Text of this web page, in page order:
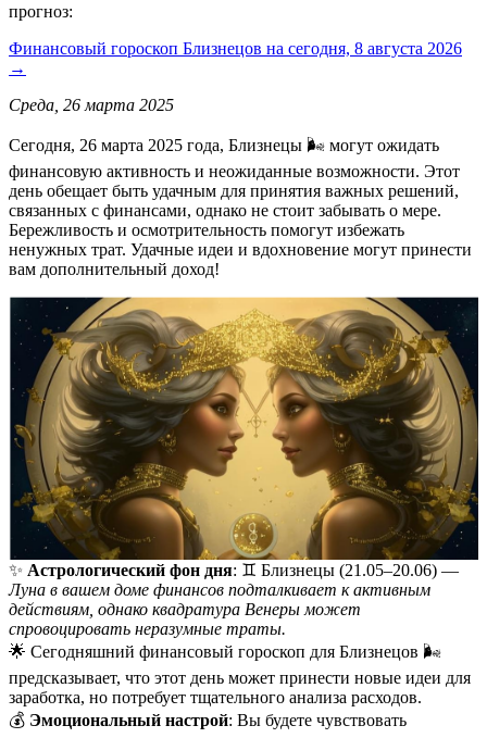
прогноз:
Финансовый гороскоп Близнецов на сегодня, 8 августа 2026
→
Среда, 26 марта 2025
Сегодня, 26 марта 2025 года, Близнецы 🌬️ могут ожидать
финансовую активность и неожиданные возможности. Этот
день обещает быть удачным для принятия важных решений,
связанных с финансами, однако не стоит забывать о мере.
Бережливость и осмотрительность помогут избежать
ненужных трат. Удачные идеи и вдохновение могут принести
вам дополнительный доход!
✨ Астрологический фон дня: ♊️ Близнецы (21.05–20.06) —
Луна в вашем доме финансов подталкивает к активным
действиям, однако квадратура Венеры может
спровоцировать неразумные траты.
🌟 Сегодняшний финансовый гороскоп для Близнецов 🌬️
предсказывает, что этот день может принести новые идеи для
заработка, но потребует тщательного анализа расходов.
💰 Эмоциональный настрой: Вы будете чувствовать